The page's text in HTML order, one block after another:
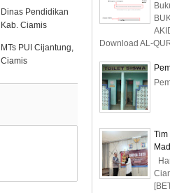
Dinas Pendidikan
Kab. Ciamis
MTs PUI Cijantung,
Ciamis
Download AL-
Tim